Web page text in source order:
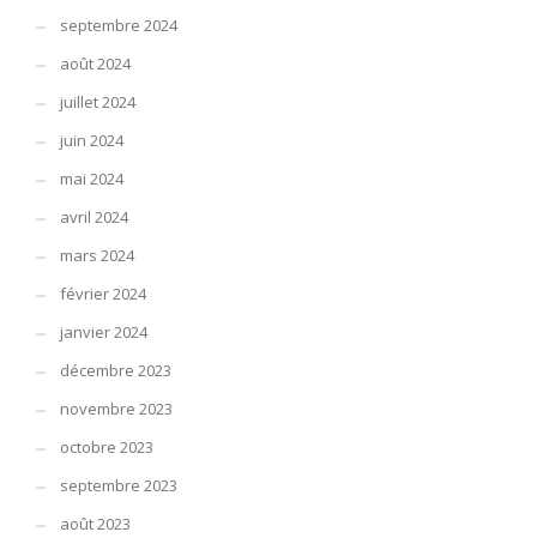
septembre 2024
août 2024
juillet 2024
juin 2024
mai 2024
avril 2024
mars 2024
février 2024
janvier 2024
décembre 2023
novembre 2023
octobre 2023
septembre 2023
août 2023